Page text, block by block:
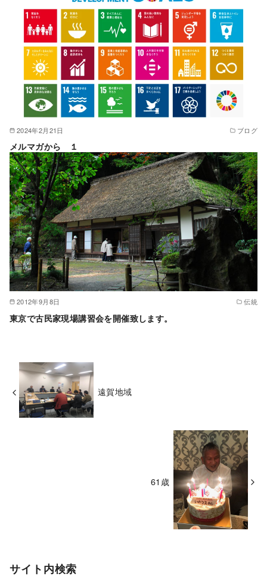
2024年2月21日 ブログ
メルマガから １
2012年9月8日 伝統
東京で古民家現場講習会を開催致します。
遠賀地域
61歳
サイト内検索